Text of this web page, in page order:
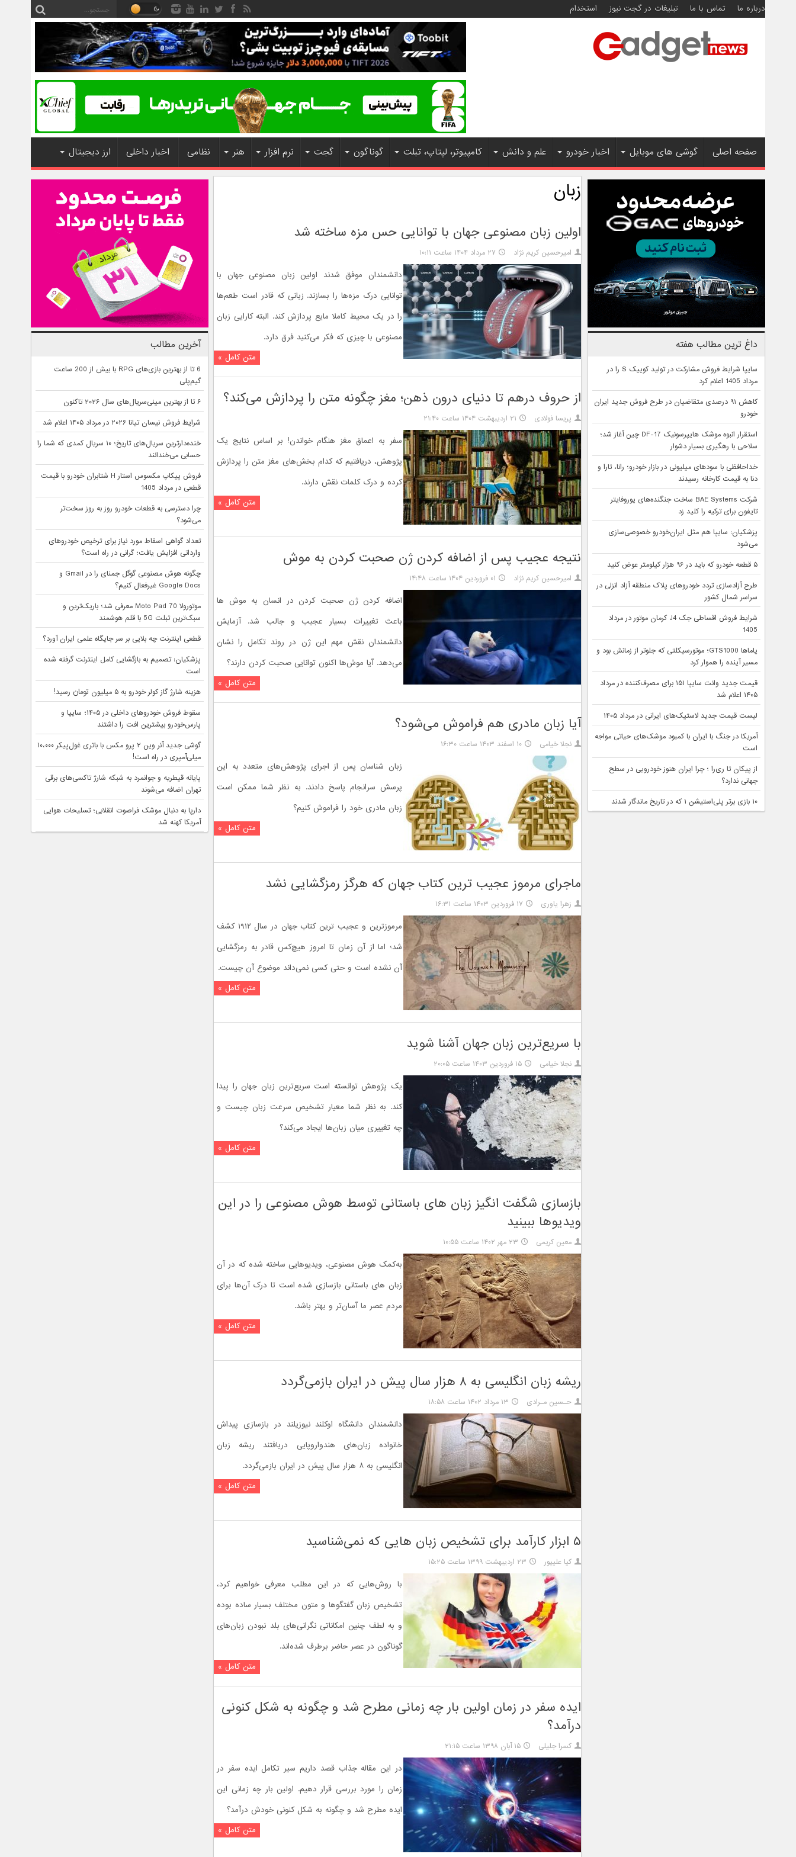
درباره ما تماس با ما تبلیغات در گجت نیوز استخدام
صفحه اصلی گوشی های موبایل اخبار خودرو علم و دانش کامپیوتر، لپتاپ، تبلت گوناگون گجت نرم افزار هنر نظامی اخبار داخلی ارز دیجیتال
زبان
اولین زبان مصنوعی جهان با توانایی حس مزه ساخته شد
امیرحسین کریم نژاد ۲۷ مرداد ۱۴۰۴ ساعت ۱۰:۱۱
دانشمندان موفق شدند اولین زبان مصنوعی جهان با
توانایی درک مزه‌ها را بسازند. زبانی که قادر است طعم‌ها
را در یک محیط کاملا مایع پردازش کند. البته کارایی زبان
مصنوعی با چیزی که فکر می‌کنید فرق دارد.
متن کامل »
از حروف درهم تا دنیای درون ذهن؛ مغز چگونه متن را پردازش می‌کند؟
پریسا فولادی ۲۱ اردیبهشت ۱۴۰۴ ساعت ۲۱:۴۰
سفر به اعماق مغز هنگام خواندن! بر اساس نتایج یک
پژوهش، دریافتیم که کدام بخش‌های مغز متن را پردازش
کرده و درک کلمات نقش دارند.
متن کامل »
نتیجه عجیب پس از اضافه کردن ژن صحبت کردن به موش
امیرحسین کریم نژاد ۰۱ فروردین ۱۴۰۴ ساعت ۱۴:۴۸
اضافه کردن ژن صحبت کردن در انسان‌ به موش ها
باعث تغییرات بسیار عجیب و جالب شد. آزمایش
دانشمندان نقش مهم این ژن در روند تکامل را نشان
می‌دهد. آیا موش‌ها اکنون توانایی صحبت‌ کردن دارند؟
متن کامل »
آیا زبان مادری هم فراموش می‌شود؟
نجلا خیامی ۱۰ اسفند ۱۴۰۳ ساعت ۱۶:۳۰
زبان ‌شناسان پس از اجرای پژوهش‌های متعدد به این
پرسش سرانجام پاسخ دادند. به نظر شما ممکن است
زبان مادری خود را فراموش کنیم؟
متن کامل »
ماجرای مرموز عجیب ترین کتاب جهان که هرگز رمزگشایی نشد
زهرا یاوری ۱۷ فروردین ۱۴۰۳ ساعت ۱۶:۳۱
مرموزترین و عجیب ترین کتاب جهان در سال ۱۹۱۲ کشف
شد؛ اما از آن زمان تا امروز هیچ‌کس قادر به رمزگشایی
آن نشده است و حتی کسی نمی‌داند موضوع آن چیست.
متن کامل »
با سریع‌ترین زبان جهان آشنا شوید
نجلا خیامی ۱۵ فروردین ۱۴۰۳ ساعت ۲۰:۰۵
یک پژوهش توانسته است سریع‌ترین زبان جهان را پیدا
کند. به نظر شما معیار تشخیص سرعت زبان چیست و
چه تغییری میان زبان‌ها ایجاد می‌کند؟
متن کامل »
بازسازی شگفت انگیز زبان های باستانی توسط هوش مصنوعی را در این
ویدیوها ببینید
معین کریمی ۲۳ مهر ۱۴۰۲ ساعت ۱۰:۵۵
به‌کمک هوش مصنوعی، ویدیوهایی ساخته شده که در آن
زبان های باستانی بازسازی شده است تا درک آن‌ها برای
مردم عصر ما آسان‌تر و بهتر باشد.
متن کامل »
ریشه زبان انگلیسی به ۸ هزار سال پیش در ایران بازمی‌گردد
حـسین مـرادی ۱۳ مرداد ۱۴۰۲ ساعت ۱۸:۵۸
دانشمندان دانشگاه اوکلند نیوزیلند در بازسازی پیداش
خانواده زبان‌های هندواروپایی دریافتند ریشه زبان
انگلیسی به ۸ هزار سال پیش در ایران بازمی‌گردد.
متن کامل »
۵ ابزار کارآمد برای تشخیص زبان هایی که نمی‌شناسید
کیا علیپور ۲۳ اردیبهشت ۱۳۹۹ ساعت ۱۵:۲۵
با روش‌هایی که در این مطلب معرفی خواهیم کرد،
تشخیص زبان گفتگوها و متون مختلف بسیار ساده بوده
و به لطف چنین امکاناتی نگرانی‌های بلد نبودن زبان‌های
گوناگون در عصر حاضر برطرف شده‌اند.
متن کامل »
ایده سفر در زمان اولین بار چه زمانی مطرح شد و چگونه به شکل کنونی
درآمد؟
کسرا جلیلی ۱۵ آبان ۱۳۹۸ ساعت ۲۱:۱۵
در این مقاله جذاب قصد داریم سیر تکامل ایده سفر در
زمان را مورد بررسی قرار دهیم. اولین بار چه زمانی این
ایده مطرح شد و چگونه به شکل کنونی خودش درآمد؟
متن کامل »
داغ ترین مطالب هفته
سایپا شرایط فروش مشارکت در تولید کوییک S را در
مرداد 1405 اعلام کرد
کاهش ۹۱ درصدی متقاضیان در طرح فروش جدید ایران
خودرو
استقرار انبوه موشک هایپرسونیک DF-17 چین آغاز شد؛
سلاحی با رهگیری بسیار دشوار
خداحافظی با سودهای میلیونی در بازار خودرو؛ رانا، تارا و
دنا به قیمت کارخانه رسیدند
شرکت BAE Systems ساخت جنگنده‌های یوروفایتر
تایفون برای ترکیه را کلید زد
پزشکیان: سایپا هم مثل ایران‌خودرو خصوصی‌سازی
می‌شود
۵ قطعه خودرو که باید در ۹۶ هزار کیلومتر عوض کنید
طرح آزادسازی تردد خودروهای پلاک منطقه آزاد انزلی در
سراسر شمال کشور
شرایط فروش اقساطی جک J4 کرمان موتور در مرداد
1405
یاماها GTS1000؛ موتورسیکلتی که جلوتر از زمانش بود و
مسیر آینده را هموار کرد
قیمت جدید وانت سایپا ۱۵۱ برای مصرف‌کننده در مرداد
۱۴۰۵ اعلام شد
لیست قیمت جدید لاستیک‌های ایرانی در مرداد ۱۴۰۵
آمریکا در جنگ با ایران با کمبود موشک‌های حیاتی مواجه
است
از پیکان تا ری‌را ؛ چرا ایران هنوز خودرویی در سطح
جهانی ندارد؟
۱۰ بازی برتر پلی‌استیشن ۱ که در تاریخ ماندگار شدند
آخرین مطالب
6 تا از بهترین بازی‌های RPG با بیش از 200 ساعت
گیم‌پلی
۶ تا از بهترین مینی‌سریال‌های سال ۲۰۲۶ تاکنون
شرایط فروش نیسان تیانا ۲۰۲۶ در مرداد ۱۴۰۵ اعلام شد
خنده‌دارترین سریال‌های تاریخ؛ ۱۰ سریال کمدی که شما را
حسابی می‌خندانند
فروش پیکاپ مکسوس استار H شتابران خودرو با قیمت
قطعی در مرداد 1405
چرا دسترسی به قطعات خودرو روز به روز سخت‌تر
می‌شود؟
تعداد گواهی اسقاط مورد نیاز برای ترخیص خودروهای
وارداتی افزایش یافت؛ گرانی در راه است؟
چگونه هوش مصنوعی گوگل جمنای را در Gmail و
Google Docs غیرفعال کنیم؟
موتورولا Moto Pad 70 معرفی شد؛ باریک‌ترین و
سبک‌ترین تبلت 5G با قلم هوشمند
قطعی اینترنت چه بلایی بر سر جایگاه علمی ایران آورد؟
پزشکیان: تصمیم به بازگشایی کامل اینترنت گرفته شده
است
هزینه شارژ گاز کولر خودرو به ۵ میلیون تومان رسید!
سقوط فروش خودروهای داخلی در ۱۴۰۵؛ سایپا و
پارس‌خودرو بیشترین افت را داشتند
گوشی جدید آنر وین ۲ پرو مکس با باتری غول‌پیکر ۱۰،۰۰۰
میلی‌آمپری در راه است!
پایانه قیطریه و جوانمرد به شبکه شارژ تاکسی‌های برقی
تهران اضافه می‌شوند
دارپا به دنبال موشک فراصوت انقلابی؛ تسلیحات هوایی
آمریکا کهنه شد